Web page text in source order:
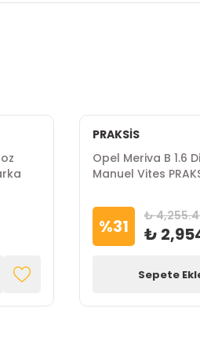
PRAKSİS
Opel Meriva B 1.6
Manuel Vites
%31 ₺
₺
Sepete